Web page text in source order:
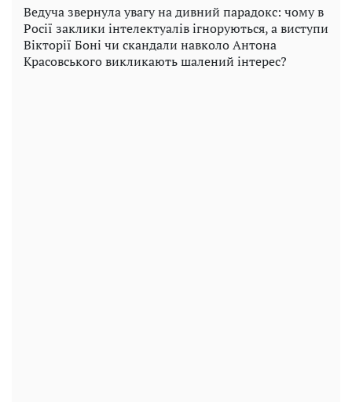
Ведуча звернула увагу на дивний парадокс: чому в
Росії заклики інтелектуалів ігноруються, а виступи
Вікторії Боні чи скандали навколо Антона
Красовського викликають шалений інтерес?